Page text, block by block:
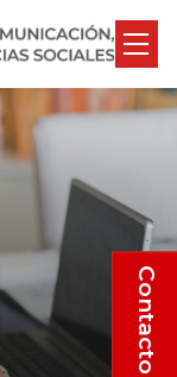
Contacto